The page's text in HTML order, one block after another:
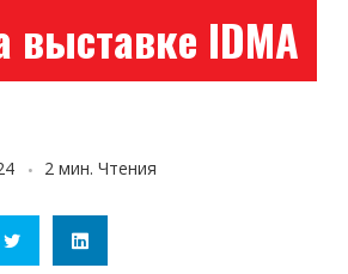
выставке IDMA
2 мин. Чтения